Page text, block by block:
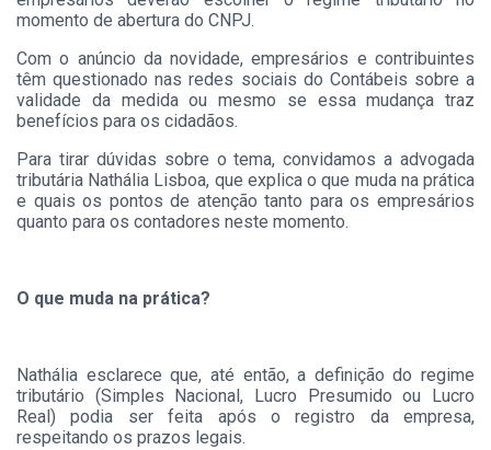
momento de abertura do CNPJ.
Com o anúncio da novidade, empresários e contribuintes
têm questionado nas redes sociais do Contábeis sobre a
validade da medida ou mesmo se essa mudança traz
benefícios para os cidadãos.
Para tirar dúvidas sobre o tema, convidamos a advogada
tributária Nathália Lisboa, que explica o que muda na prática
e quais os pontos de atenção tanto para os empresários
quanto para os contadores neste momento.
O que muda na prática?
Nathália esclarece que, até então, a definição do regime
tributário (Simples Nacional, Lucro Presumido ou Lucro
Real) podia ser feita após o registro da empresa,
respeitando os prazos legais.